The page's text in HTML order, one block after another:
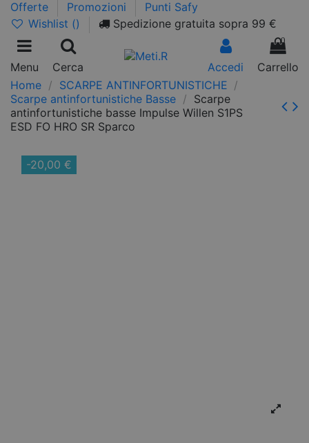
Offerte Promozioni
Punti Safy
Wishlist () Spedizione gratuita sopra 99 €
Menu Cerca Accedi
0
Carrello
Home
SCARPE ANTINFORTUNISTICHE
Scarpe antinfortunistiche Basse
Scarpe
antinfortunistiche basse Impulse Willen S1PS
ESD FO HRO SR Sparco
-20,00 €